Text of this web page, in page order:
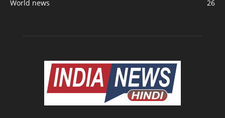
World news
26